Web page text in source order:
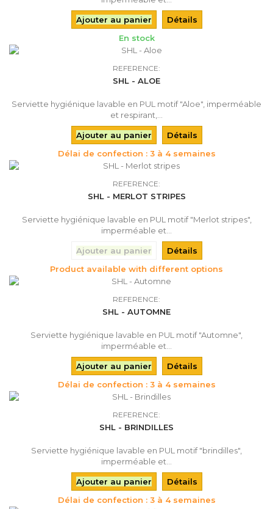
Ajouter au panier
Détails
En stock
REFERENCE:
SHL - ALOE
Serviette hygiénique lavable en PUL motif "Aloe", imperméable
et respirant,...
Ajouter au panier
Détails
Délai de confection : 3 à 4 semaines
REFERENCE:
SHL - MERLOT STRIPES
Serviette hygiénique lavable en PUL motif "Merlot stripes",
imperméable et...
Ajouter au panier
Détails
Product available with different options
REFERENCE:
SHL - AUTOMNE
Serviette hygiénique lavable en PUL motif "Automne",
imperméable et...
Ajouter au panier
Détails
Délai de confection : 3 à 4 semaines
REFERENCE:
SHL - BRINDILLES
Serviette hygiénique lavable en PUL motif "brindilles",
imperméable et...
Ajouter au panier
Détails
Délai de confection : 3 à 4 semaines